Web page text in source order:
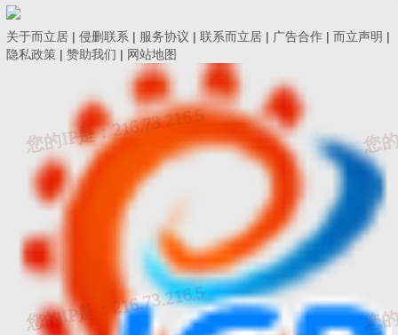
关于而立居 | 侵删联系 | 服务协议 | 联系而立居 | 广告合作 | 而立声明 |
隐私政策 | 赞助我们 | 网站地图